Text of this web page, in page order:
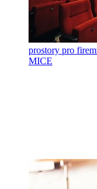
prostory pro
MICE